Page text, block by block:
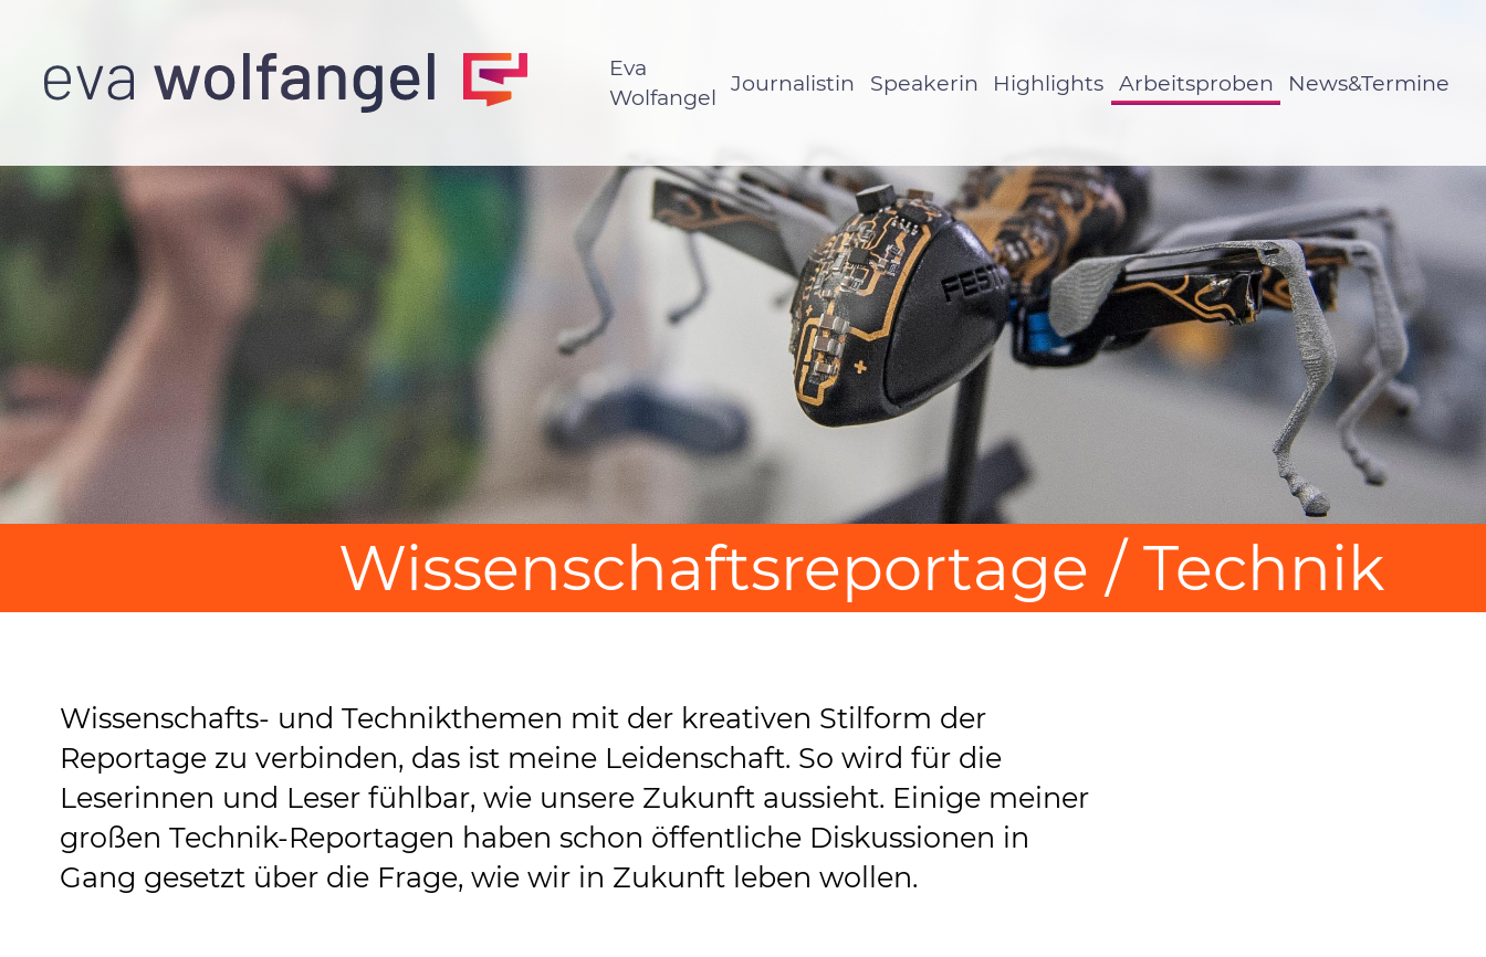
Eva
Wolfangel
Journalistin Speakerin Highlights Arbeitsproben News&Termine
Wissenschaftsreportage / Technik
Wissenschafts- und Technikthemen mit der kreativen Stilform der
Reportage zu verbinden, das ist meine Leidenschaft. So wird für die
Leserinnen und Leser fühlbar, wie unsere Zukunft aussieht. Einige meiner
großen Technik-Reportagen haben schon öffentliche Diskussionen in
Gang gesetzt über die Frage, wie wir in Zukunft leben wollen.